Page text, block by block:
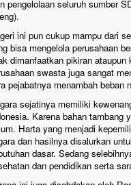
pengelolaan seluruh sumber
ini pun cukup mampu dari
bisa mengelola perusahaan
dimanfaatkan pikiran
swasta juga sangat
pejabatnya menambah beban
sejatinya memiliki
Karena bahan tambang
Harta yang menjadi
dan hasilnya disalurkan
dasar. Sedang
dan pendidikan serta